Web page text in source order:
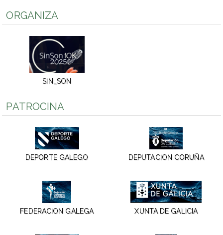
ORGANIZA
SIN_SON
PATROCINA
DEPORTE GALEGO DEPUTACION CORUÑA
FEDERACION GALEGA XUNTA DE GALICIA